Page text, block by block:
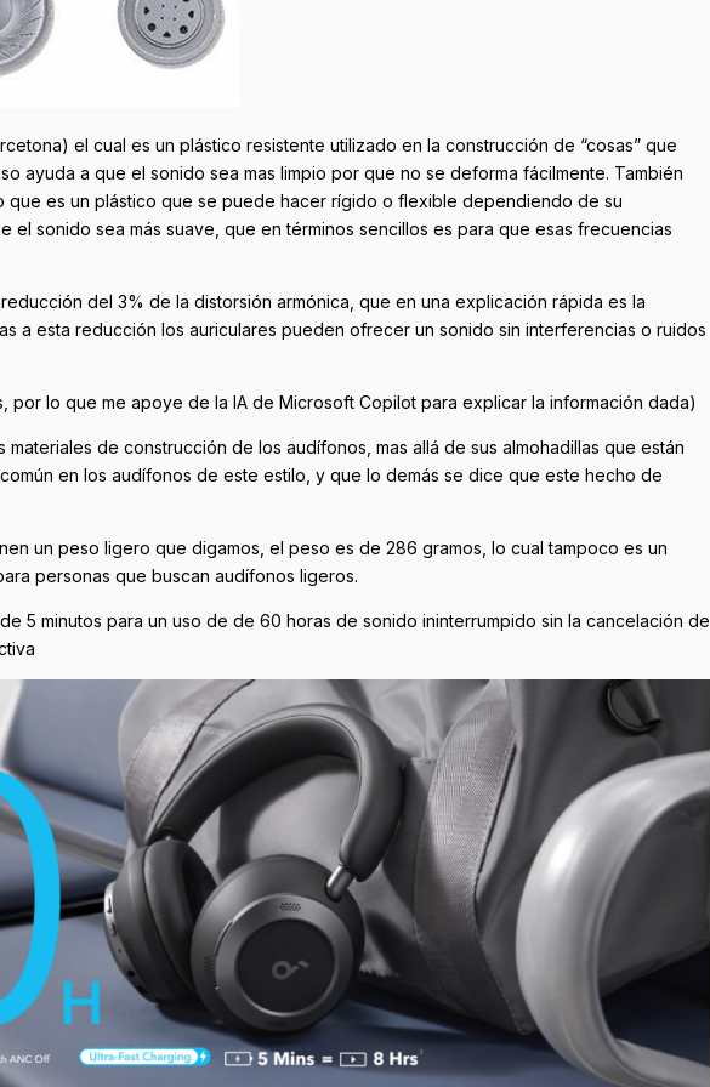
el cual es un plástico resistente utilizado en la construcción de “cosas” que
ayuda a que el sonido sea mas limpio por que no se deforma fácilmente. También
que es un plástico que se puede hacer rígido o flexible dependiendo de su
sonido sea más suave, que en términos sencillos es para que esas frecuencias
del 3% de la distorsión armónica, que en una explicación rápida es la
a esta reducción los auriculares pueden ofrecer un sonido sin interferencias o ruidos
por lo que me apoye de la IA de Microsoft Copilot para explicar la información dada)
de construcción de los audífonos, mas allá de sus almohadillas que están
en los audífonos de este estilo, y que lo demás se dice que este hecho de
un peso ligero que digamos, el peso es de 286 gramos, lo cual tampoco es un
personas que buscan audífonos ligeros.
5 minutos para un uso de de 60 horas de sonido ininterrumpido sin la cancelación de